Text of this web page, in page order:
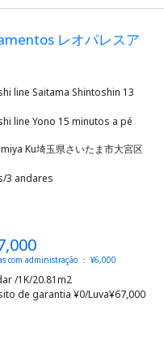
レオパレスア
line Saitama Shintoshin 13
Ku埼玉県さいたま市大宮区
3 andares
com administração ： ¥6,000
/1K/20.81m2
de garantia ¥0/Luva¥67,000